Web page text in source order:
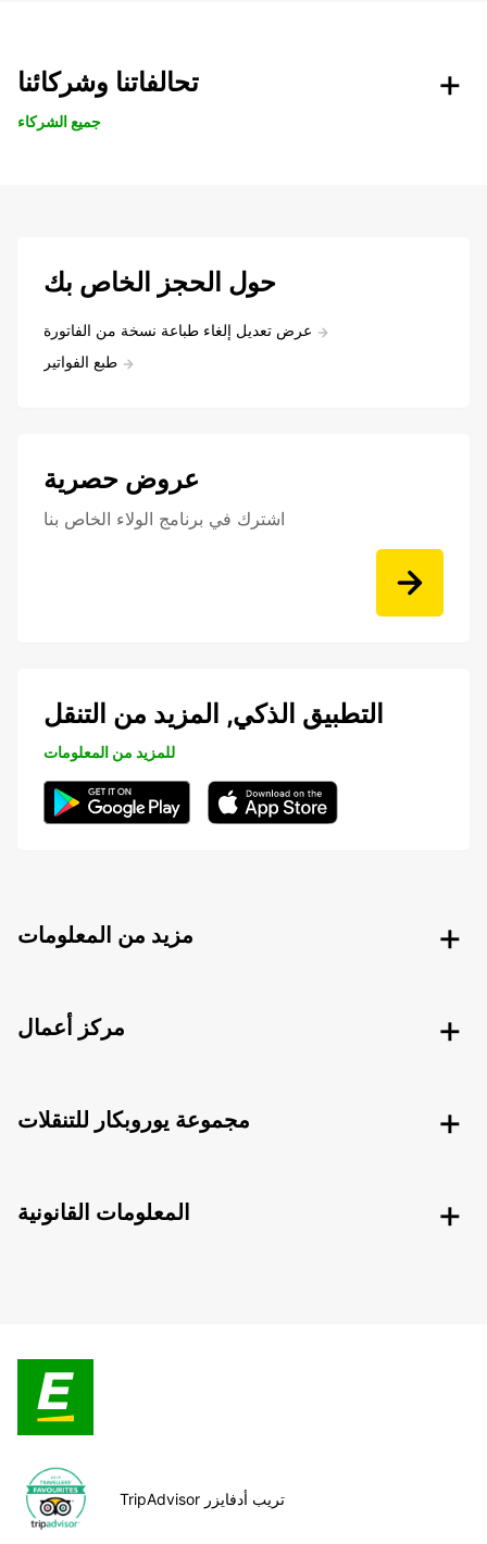
تحالفاتنا وشركائنا
جميع الشركاء
حول الحجز الخاص بك
عرض تعديل إلغاء طباعة نسخة من الفاتورة
طبع الفواتير
عروض حصرية
اشترك في برنامج الولاء الخاص بنا
التطبيق الذكي, المزيد من التنقل
للمزيد من المعلومات
مزيد من المعلومات
مركز أعمال
مجموعة يوروبكار للتنقلات
المعلومات القانونية
TripAdvisor تريب أدفايزر